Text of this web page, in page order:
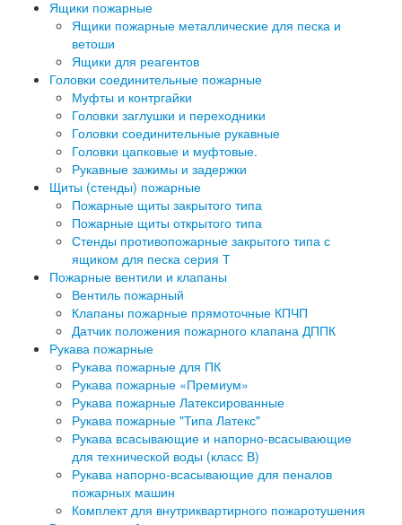
Ящики пожарные
Ящики пожарные металлические для песка и
ветоши
Ящики для реагентов
Головки соединительные пожарные
Муфты и контргайки
Головки заглушки и переходники
Головки соединительные рукавные
Головки цапковые и муфтовые.
Рукавные зажимы и задержки
Щиты (стенды) пожарные
Пожарные щиты закрытого типа
Пожарные щиты открытого типа
Стенды противопожарные закрытого типа с
ящиком для песка серия Т
Пожарные вентили и клапаны
Вентиль пожарный
Клапаны пожарные прямоточные КПЧП
Датчик положения пожарного клапана ДППК
Рукава пожарные
Рукава пожарные для ПК
Рукава пожарные «Премиум»
Рукава пожарные Латексированные
Рукава пожарные "Типа Латекс"
Рукава всасывающие и напорно-всасывающие
для технической воды (класс В)
Рукава напорно-всасывающие для пеналов
пожарных машин
Комплект для внутриквартирного пожаротушения